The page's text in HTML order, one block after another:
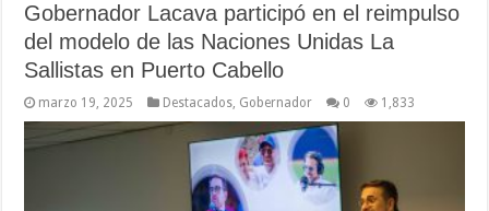
Gobernador Lacava participó en el reimpulso
del modelo de las Naciones Unidas La
Sallistas en Puerto Cabello
marzo 19, 2025 Destacados, Gobernador 0 1,833